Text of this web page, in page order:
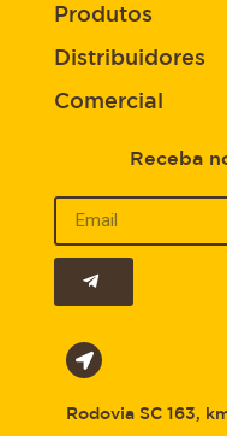
Produtos
Distribuidores
Comercial
Receba
Rodovia SC 163,